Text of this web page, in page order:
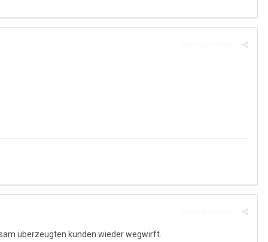
überzeugten kunden wieder wegwirft.